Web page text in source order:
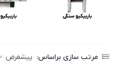
مرتب سازی براساس: پیشفرض